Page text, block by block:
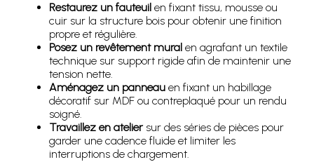
Restaurez un fauteuil en fixant tissu, mousse ou
cuir sur la structure bois pour obtenir une finition
propre et régulière.
Posez un revêtement mural en agrafant un textile
technique sur support rigide afin de maintenir une
tension nette.
Aménagez un panneau en fixant un habillage
décoratif sur MDF ou contreplaqué pour un rendu
soigné.
Travaillez en ateliersur des séries de pièces pour
garder une cadence fluide et limiter les
interruptions de chargement.